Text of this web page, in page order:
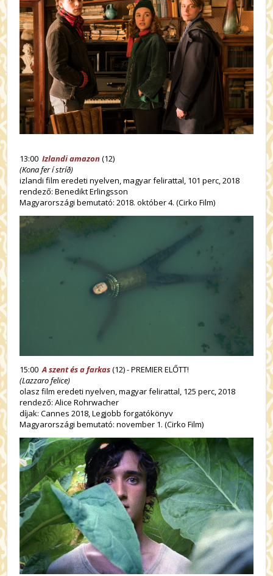
13:00Izlandi amazon(12)
(Kona fer í stríð)
izlandi film eredeti nyelven, magyar felirattal, 101 perc, 2018
rendező: Benedikt Erlingsson
Magyarországi bemutató: 2018. október 4. (Cirko Film)
15:00A szent és a farkas(12) - PREMIER ELŐTT!
(Lazzaro felice)
olasz film eredeti nyelven, magyar felirattal, 125 perc, 2018
rendező: Alice Rohrwacher
díjak: Cannes 2018, Legjobb forgatókönyv
Magyarországi bemutató: november 1. (Cirko Film)